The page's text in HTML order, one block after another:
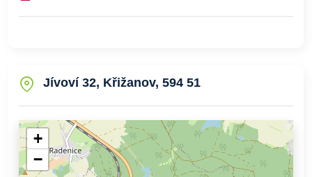
Jívoví 32, Křižanov, 594 51
+
−